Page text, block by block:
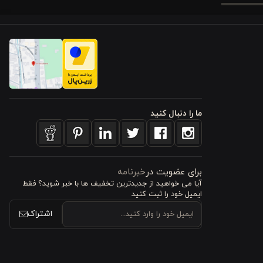
مدرن تا
ما را دنبال کنید
برای عضویت درخبرنامه
آیا می خواهید از جدید‌ترین تخفیف‌ ها با‌ خبر شوید؟ فقط
ایمیل خود را ثبت کنید
اشتراک